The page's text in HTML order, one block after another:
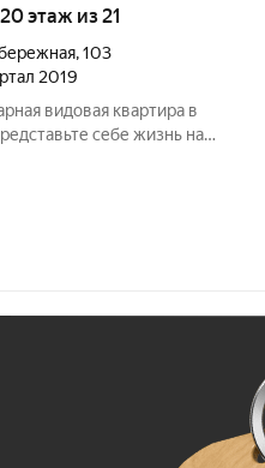
этаж из 21
,103
2019
видовая квартира в
себе жизнь на
шикарный вид на